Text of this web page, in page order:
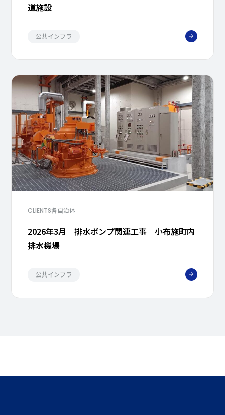
道施設
公共インフラ
CLIENTS各自治体
2026年3月 排水ポンプ関連工事 小布施町内
排水機場
公共インフラ